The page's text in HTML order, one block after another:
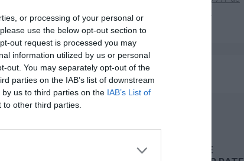
or processing of your personal or
use the below opt-out section to
out request is processed you may
information utilized by us or personal
out. You may separately opt-out of the
parties on the IAB’s list of downstream
us to third parties on the IAB’s List of
other third parties.
Email Print
l’Australie
carpatair
UN ATR DE